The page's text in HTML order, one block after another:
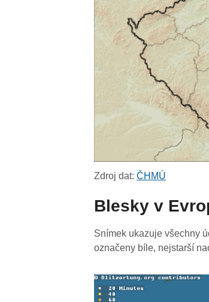
Zdroj dat:ČHMÚ
Blesky v
Snímek ukazuje všechny
označeny bíle, nejstarší